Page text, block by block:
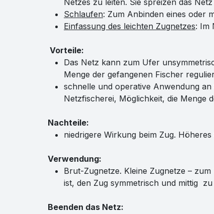
Netzes zu leiten. Sie spreizen das
Schlaufen: Zum Anbinden eines oder
Einfassung des leichten Zugnetzes: Im
Vorteile:
Das Netz kann zum Ufer
Menge der gefangenen Fischer
schnelle und operative Anwendung
Netzfischerei, Möglichkeit, die Menge
Nachteile:
niedrigere Wirkung beim Zug.
Verwendung:
Brut-Zugnetze. Kleine Zugnetze –
ist, den Zug symmetrisch und mittig zu
Beenden das Netz: